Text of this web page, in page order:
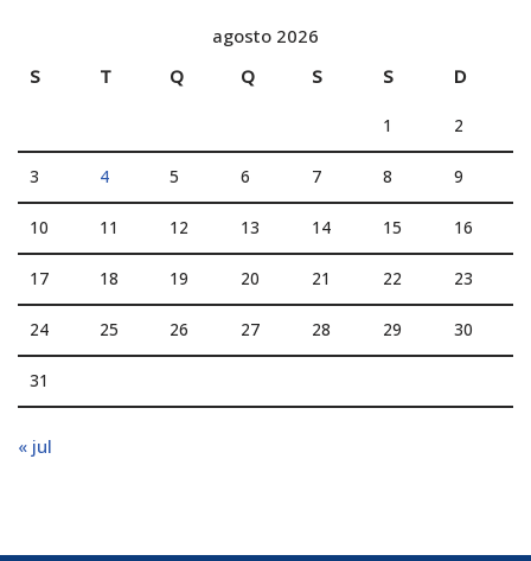
agosto 2026
S
T Q Q S S D
1 2
3 4 5 6 7 8 9
10 11 12 13 14 15 16
17 18 19 20 21 22 23
24 25 26 27 28 29 30
31
« jul